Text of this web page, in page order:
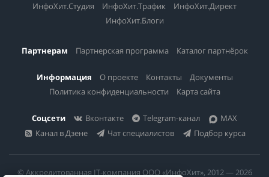
ИнфоХит.Студия
ИнфоХит.Трафик
ИнфоХит.Директ
ИнфоХит.Блоги
Партнерам Партнерская программа Каталог партнёрок
Информация О проекте Контакты
Документы
Политика конфиденциальности
Карта сайта
Соцсети Вконтакте Telegram-канал
MAX
Канал в Дзене
Чат специалистов Подбор курса
© Аккредитованная IT-компания ООО «ИнфоХит», 2012 — 2026